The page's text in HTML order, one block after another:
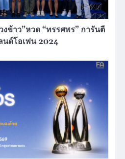
งข้าว”หวด “ทรรศพร” การันตี
นด์โอเพ่น 2024